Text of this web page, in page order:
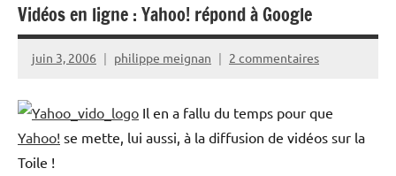
Vidéos en ligne : Yahoo! répond à Google
juin 3, 2006 philippe meignan 2 commentaires
Il en a fallu du temps pour que
Yahoo! se mette, lui aussi, à la diffusion de vidéos sur la
Toile !